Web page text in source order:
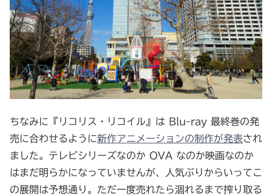
ちなみに『リコリス・リコイル』は Blu-ray 最終巻の発
売に合わせるように新作アニメーションの制作が発表され
ました。テレビシリーズなのか OVA なのか映画なのか
はまだ明らかになっていませんが、人気ぶりからいってこ
の展開は予想通り。ただ一度売れたら涸れるまで搾り取る